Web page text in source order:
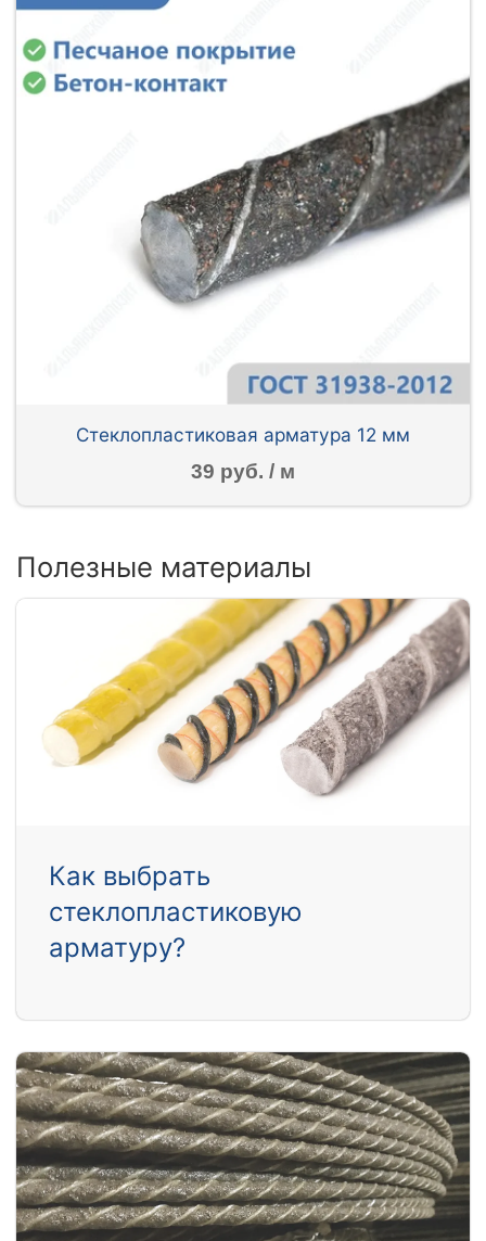
Стеклопластиковая арматура 12 мм
39 руб. / м
Полезные материалы
Как выбрать
стеклопластиковую
арматуру?